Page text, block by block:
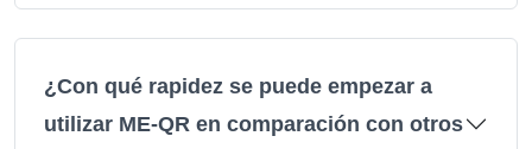
¿Con qué rapidez se puede empezar a
utilizar ME-QR en comparación con otros